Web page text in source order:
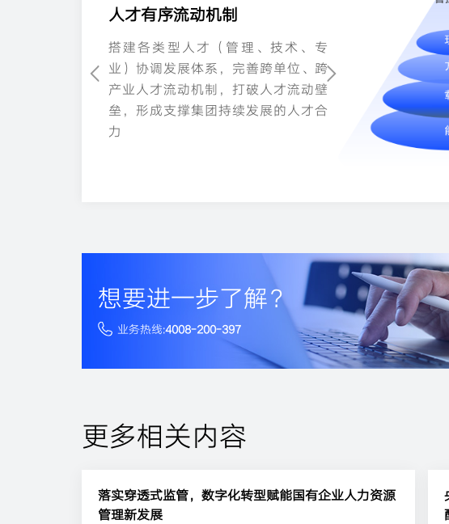
从理念、方法、载体、能力四维度系
统打造管控体系 —— 理念上明确管控
定位与模式，方法上优化绩效 / 薪酬 /
人才发展策略，载体上规范制度流程
与数字化系统，能力上强化组织职能
配置与管理团队水平，实现管控逻辑
针对干部绩效考核、核心人才评价选
拔、薪酬激励等关键事项，建立集团
统一标准与完善机制，实现对权属单
位人力工作的穿透式管控，确保核心
事项可控可管
统筹集团人力资源各专业条线（绩
效、薪酬、人才发展）的管控策略，
明确总部与权属公司、各部门横纵职
能责任，推动条线间协同配合，确保
人力工作服务集团战略目标
人才有序流动机制
搭建各类型人才（管理、技术、专
业）协调发展体系，完善跨单位、跨
产业人才流动机制，打破人才流动壁
垒，形成支撑集团持续发展的人才合
力
从理念、方法、载体、能力四维度系
统打造管控体系 —— 理念上明确管控
定位与模式，方法上优化绩效 / 薪酬 /
人才发展策略，载体上规范制度流程
与数字化系统，能力上强化组织职能
配置与管理团队水平，实现管控逻辑
针对干部绩效考核、核心人才评价选
拔、薪酬激励等关键事项，建立集团
统一标准与完善机制，实现对权属单
位人力工作的穿透式管控，确保核心
事项可控可管
想要进一步了解？
业务热线:4008-200-397
更多相关内容
落实穿透式监管，数字化转型赋能国有企业人力资源
管理新发展